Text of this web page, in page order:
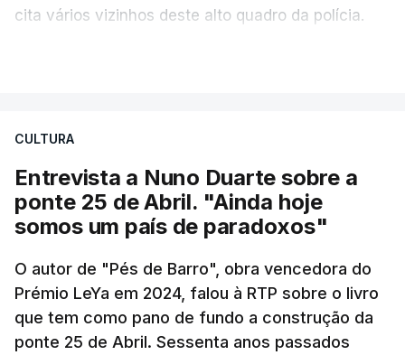
cita vários vizinhos deste alto quadro da polícia.
apreendido numa operação de droga.
CULTURA
Entrevista a Nuno Duarte sobre a
ponte 25 de Abril. "Ainda hoje
somos um país de paradoxos"
O autor de "Pés de Barro", obra vencedora do
Prémio LeYa em 2024, falou à RTP sobre o livro
que tem como pano de fundo a construção da
ponte 25 de Abril. Sessenta anos passados